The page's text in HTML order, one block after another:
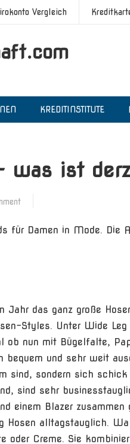
Vergleich
KREDITINSTITUTE
was ist
für Damen in Mode.
Jahr das ganz große
Styles. Unter Wide
ob nun mit Bügelfalte,
bequem und sehr weit
sind, sondern sich
sind sehr
einem Blazer
Hosen alltagstauglich.
oder Creme. Sie